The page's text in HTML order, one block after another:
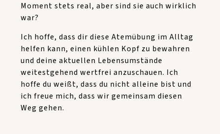
Moment stets real, aber sind sie auch wirklich
war?
Ich hoffe, dass dir diese Atemübung im Alltag
helfen kann, einen kühlen Kopf zu bewahren
und deine aktuellen Lebensumstände
weitestgehend wertfrei anzuschauen. Ich
hoffe du weißt, dass du nicht alleine bist und
ich freue mich, dass wir gemeinsam diesen
Weg gehen.